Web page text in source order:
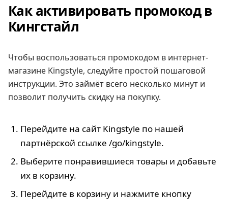
Как активировать промокод в
Кингстайл
Чтобы воспользоваться промокодом в интернет-
магазине Kingstyle, следуйте простой пошаговой
инструкции. Это займёт всего несколько минут и
позволит получить скидку на покупку.
Перейдите на сайт Kingstyle по нашей
партнёрской ссылке /go/kingstyle.
Выберите понравившиеся товары и добавьте
их в корзину.
Перейдите в корзину и нажмите кнопку